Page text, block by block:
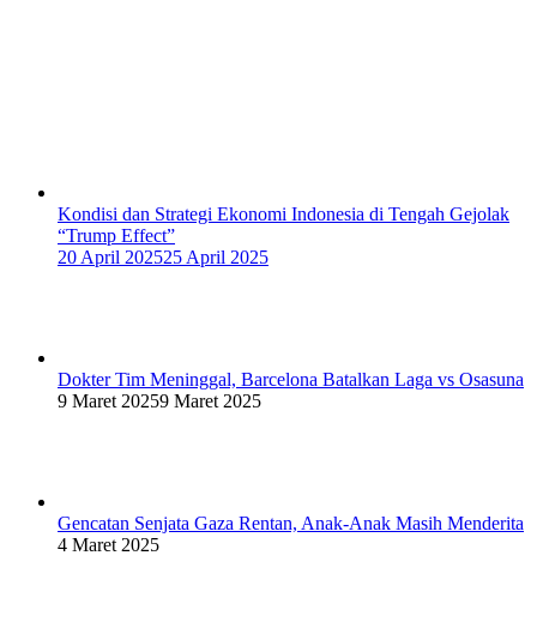
Kondisi dan Strategi Ekonomi Indonesia di Tengah Gejolak
“Trump Effect”
20 April 202525 April 2025
Dokter Tim Meninggal, Barcelona Batalkan Laga vs Osasuna
9 Maret 20259 Maret 2025
Gencatan Senjata Gaza Rentan, Anak-Anak Masih Menderita
4 Maret 2025